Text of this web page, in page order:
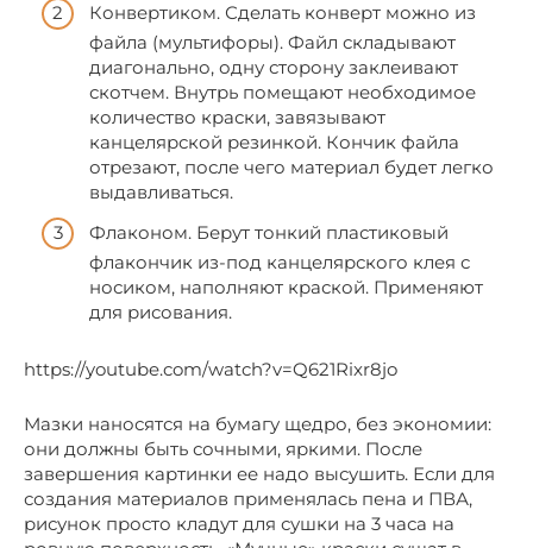
Конвертиком. Сделать конверт можно из
файла (мультифоры). Файл складывают
диагонально, одну сторону заклеивают
скотчем. Внутрь помещают необходимое
количество краски, завязывают
канцелярской резинкой. Кончик файла
отрезают, после чего материал будет легко
выдавливаться.
Флаконом. Берут тонкий пластиковый
флакончик из-под канцелярского клея с
носиком, наполняют краской. Применяют
для рисования.
https://youtube.com/watch?v=Q621Rixr8jo
Мазки наносятся на бумагу щедро, без экономии:
они должны быть сочными, яркими. После
завершения картинки ее надо высушить. Если для
создания материалов применялась пена и ПВА,
рисунок просто кладут для сушки на 3 часа на